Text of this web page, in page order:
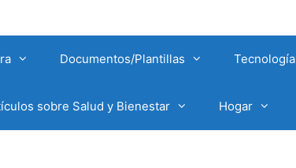
Documentos/Plantillas Tecnología
sobre Salud y Bienestar Hogar